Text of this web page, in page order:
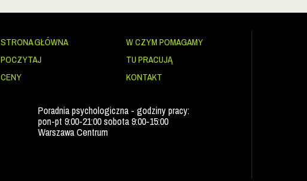
STRONA GŁÓWNA
W CZYM POMAGAMY
POCZYTAJ
TU PRACUJĄ
CENY
KONTAKT
Poradnia psychologiczna - godziny pracy:
pon-pt 9:00-21:00 sobota 9:00-15:00
Warszawa Centrum